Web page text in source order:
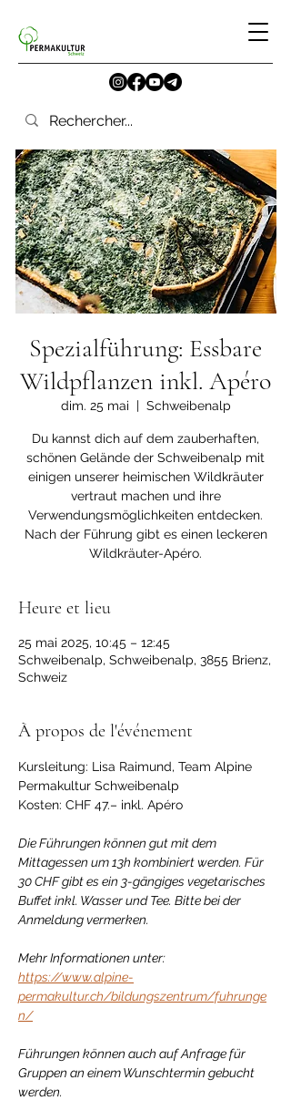
Spezialführung: Essbare
Wildpflanzen inkl. Apéro
dim. 25 mai
  |
Schweibenalp
Du kannst dich auf dem zauberhaften,
schönen Gelände der Schweibenalp mit
einigen unserer heimischen Wildkräuter
vertraut machen und ihre
Verwendungsmöglichkeiten entdecken.
Nach der Führung gibt es einen leckeren
Wildkräuter-Apéro.
Heure et lieu
25 mai 2025, 10:45 – 12:45
Schweibenalp, Schweibenalp, 3855 Brienz,
Schweiz
À propos de l'événement
Kursleitung: Lisa Raimund, Team Alpine
Permakultur Schweibenalp
Kosten: CHF 47.– inkl. Apéro
Die Führungen können gut mit dem
Mittagessen um 13h kombiniert werden. Für
30 CHF gibt es ein 3-gängiges vegetarisches
Buffet inkl. Wasser und Tee. Bitte bei der
Anmeldung vermerken.
Mehr Informationen unter:
https://www.alpine-
permakultur.ch/bildungszentrum/fuhrunge
n/
Führungen können auch auf Anfrage für
Gruppen an einem Wunschtermin gebucht
werden.